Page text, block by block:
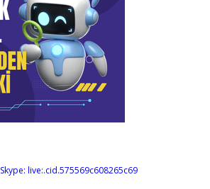
Skype: live:.cid.575569c608265c69